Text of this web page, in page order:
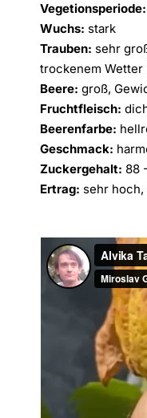
Vegetionsperiode:
Wuchs: stark
Trauben: sehr
trockenem Wetter
Beere: groß,
Fruchtfleisch:
Beerenfarbe:
Geschmack:
Zuckergehalt: 88
Ertrag: sehr